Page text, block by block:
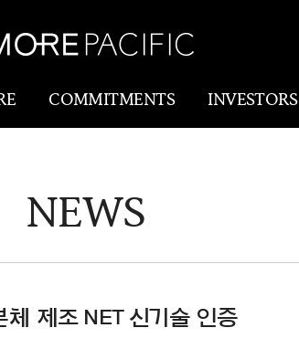
COMMITMENTS INVESTORS
NEWS
제조 NET 신기술 인증